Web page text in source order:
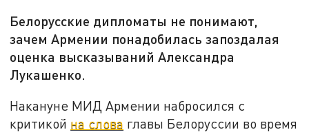
Белорусские дипломаты не понимают,
зачем Армении понадобилась запоздалая
оценка высказываний Александра
Лукашенко.
Накануне МИД Армении набросился с
критикой на слова главы Белоруссии во время